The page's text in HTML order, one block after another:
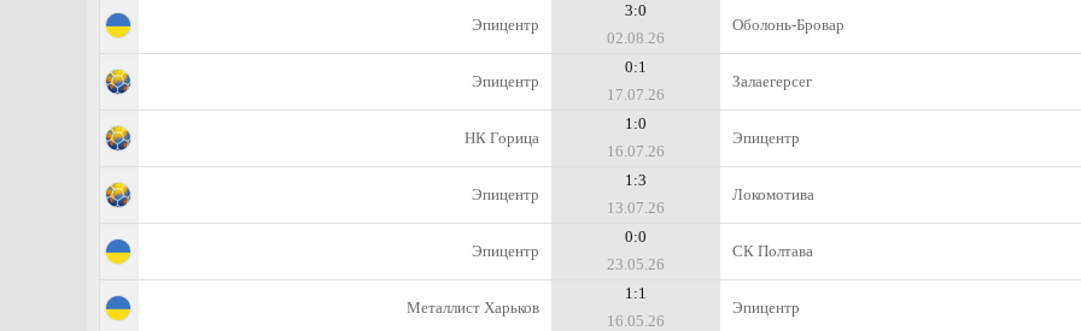
Эпицентр
3:0
02.08.26
Оболонь-Бровар
Эпицентр
0:1
17.07.26
Залаегерсег
НК Горица
1:0
16.07.26
Эпицентр
Эпицентр
1:3
13.07.26
Локомотива
Эпицентр
0:0
23.05.26
СК Полтава
Металлист Харьков
1:1
16.05.26
Эпицентр